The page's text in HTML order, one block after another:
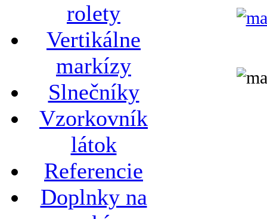
rolety
Vertikálne
markízy
Slnečníky
Vzorkovník
látok
Referencie
Doplnky na